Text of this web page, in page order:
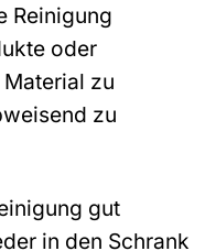
Reinigung
oder
zu
zu
gut
in den Schrank